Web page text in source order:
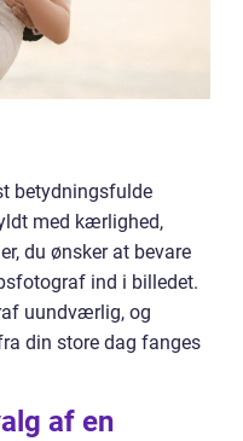
betydningsfulde
med kærlighed,
du ønsker at bevare
ind i billedet.
uundværlig, og
din store dag fanges
af en